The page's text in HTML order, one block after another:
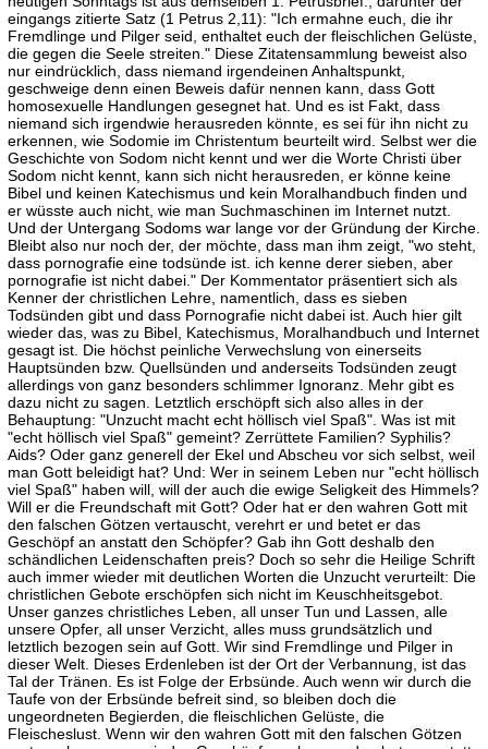
eingangs zitierte Satz (1 Petrus 2,11): "Ich ermahne euch, die ihr
Fremdlinge und Pilger seid, enthaltet euch der fleischlichen Gelüste,
die gegen die Seele streiten." Diese Zitatensammlung beweist also
nur eindrücklich, dass niemand irgendeinen Anhaltspunkt,
geschweige denn einen Beweis dafür nennen kann, dass Gott
homosexuelle Handlungen gesegnet hat. Und es ist Fakt, dass
niemand sich irgendwie herausreden könnte, es sei für ihn nicht zu
erkennen, wie Sodomie im Christentum beurteilt wird. Selbst wer die
Geschichte von Sodom nicht kennt und wer die Worte Christi über
Sodom nicht kennt, kann sich nicht herausreden, er könne keine
Bibel und keinen Katechismus und kein Moralhandbuch finden und
er wüsste auch nicht, wie man Suchmaschinen im Internet nutzt.
Und der Untergang Sodoms war lange vor der Gründung der Kirche.
Bleibt also nur noch der, der möchte, dass man ihm zeigt, "wo steht,
dass pornografie eine todsünde ist. ich kenne derer sieben, aber
pornografie ist nicht dabei." Der Kommentator präsentiert sich als
Kenner der christlichen Lehre, namentlich, dass es sieben
Todsünden gibt und dass Pornografie nicht dabei ist. Auch hier gilt
wieder das, was zu Bibel, Katechismus, Moralhandbuch und Internet
gesagt ist. Die höchst peinliche Verwechslung von einerseits
Hauptsünden bzw. Quellsünden und anderseits Todsünden zeugt
allerdings von ganz besonders schlimmer Ignoranz. Mehr gibt es
dazu nicht zu sagen. Letztlich erschöpft sich also alles in der
Behauptung: "Unzucht macht echt höllisch viel Spaß". Was ist mit
"echt höllisch viel Spaß" gemeint? Zerrüttete Familien? Syphilis?
Aids? Oder ganz generell der Ekel und Abscheu vor sich selbst, weil
man Gott beleidigt hat? Und: Wer in seinem Leben nur "echt höllisch
viel Spaß" haben will, will der auch die ewige Seligkeit des Himmels?
Will er die Freundschaft mit Gott? Oder hat er den wahren Gott mit
den falschen Götzen vertauscht, verehrt er und betet er das
Geschöpf an anstatt den Schöpfer? Gab ihn Gott deshalb den
schändlichen Leidenschaften preis? Doch so sehr die Heilige Schrift
auch immer wieder mit deutlichen Worten die Unzucht verurteilt: Die
christlichen Gebote erschöpfen sich nicht im Keuschheitsgebot.
Unser ganzes christliches Leben, all unser Tun und Lassen, alle
unsere Opfer, all unser Verzicht, alles muss grundsätzlich und
letztlich bezogen sein auf Gott. Wir sind Fremdlinge und Pilger in
dieser Welt. Dieses Erdenleben ist der Ort der Verbannung, ist das
Tal der Tränen. Es ist Folge der Erbsünde. Auch wenn wir durch die
Taufe von der Erbsünde befreit sind, so bleiben doch die
ungeordneten Begierden, die fleischlichen Gelüste, die
Fleischeslust. Wenn wir den wahren Gott mit den falschen Götzen